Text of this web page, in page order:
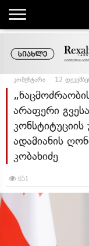
კომენტარი 12
არაფერი
ადამიანის
კობახიძე
651